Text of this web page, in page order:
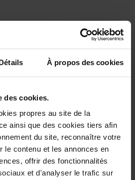
À propos des cookies
cookies.
propres au site de la
ainsi que des cookies tiers afin
du site, reconnaître votre
le contenu et les annonces en
offrir des fonctionnalités
et d'analyser le trafic sur
pour vos projets